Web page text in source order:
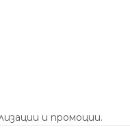
и промоции.